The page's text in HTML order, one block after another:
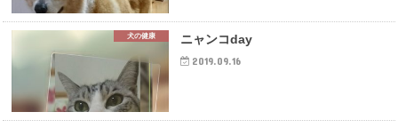
犬の健康 ニャンコday
2019.09.16